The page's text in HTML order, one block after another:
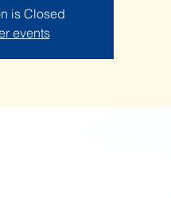
is Closed
events